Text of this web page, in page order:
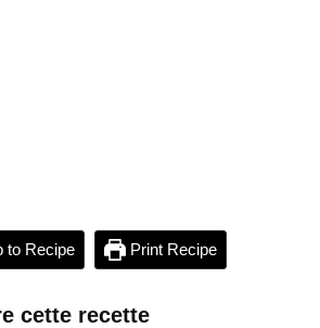
to Recipe Print Recipe
cette recette